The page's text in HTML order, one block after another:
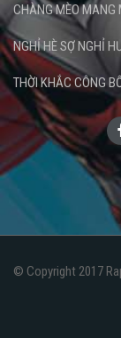
CHÀNG MÈO
NGHỈ HÈ SỢ NGHỈ
THỜI KHẮC CÔNG
© Copyright 2017